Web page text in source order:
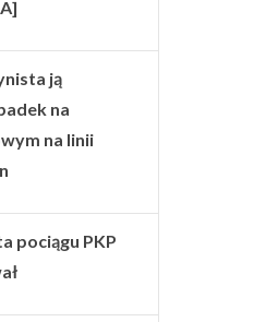
ją
na
na linii
pociągu PKP